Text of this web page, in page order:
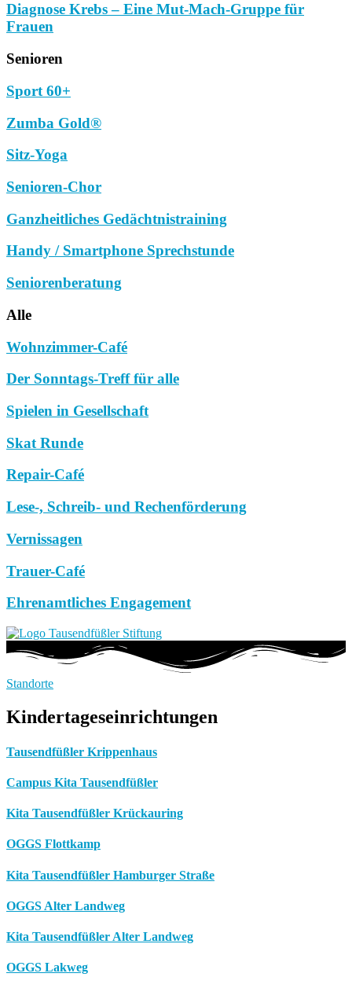
Diagnose Krebs – Eine Mut-Mach-Gruppe für
Frauen
Senioren
Sport 60+
Zumba Gold®
Sitz-Yoga
Senioren-Chor
Ganzheitliches Gedächtnistraining
Handy / Smartphone Sprechstunde
Seniorenberatung
Alle
Wohnzimmer-Café
Der Sonntags-Treff für alle
Spielen in Gesellschaft
Skat Runde
Repair-Café
Lese-, Schreib- und Rechenförderung
Vernissagen
Trauer-Café
Ehrenamtliches Engagement
Standorte
Kindertageseinrichtungen
Tausendfüßler Krippenhaus
Campus Kita Tausendfüßler
Kita Tausendfüßler Krückauring
OGGS Flottkamp
Kita Tausendfüßler Hamburger Straße
OGGS Alter Landweg
Kita Tausendfüßler Alter Landweg
OGGS Lakweg